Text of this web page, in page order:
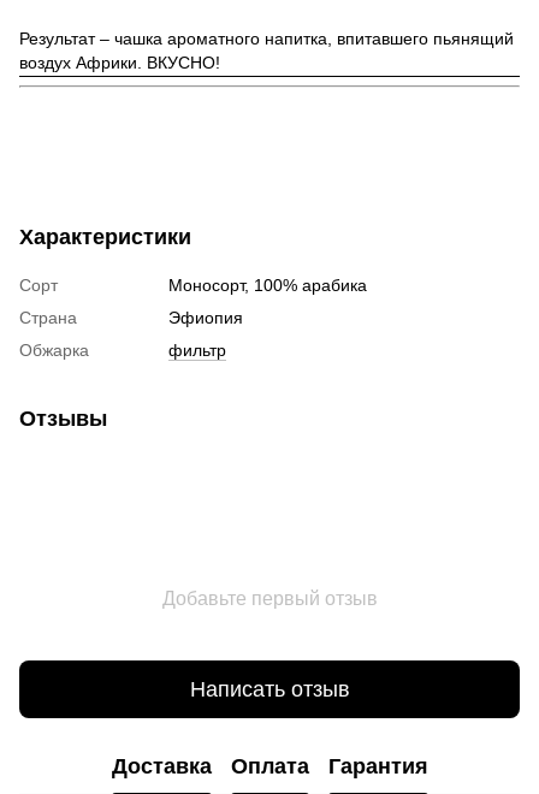
Результат – чашка ароматного напитка, впитавшего пьянящий
воздух Африки. ВКУСНО!
Характеристики
Сорт
Моносорт, 100% арабика
Страна
Эфиопия
Обжарка
фильтр
Отзывы
Добавьте первый отзыв
Написать отзыв
Доставка Оплата Гарантия